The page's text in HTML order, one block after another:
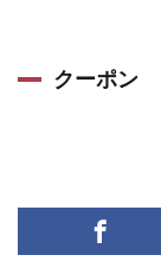
クーポン